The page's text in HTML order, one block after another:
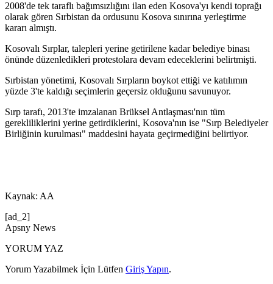
2008'de tek taraflı bağımsızlığını ilan eden Kosova'yı kendi toprağı
olarak gören Sırbistan da ordusunu Kosova sınırına yerleştirme
kararı almıştı.
Kosovalı Sırplar, talepleri yerine getirilene kadar belediye binası
önünde düzenledikleri protestolara devam edeceklerini belirtmişti.
Sırbistan yönetimi, Kosovalı Sırpların boykot ettiği ve katılımın
yüzde 3'te kaldığı seçimlerin geçersiz olduğunu savunuyor.
Sırp tarafı, 2013'te imzalanan Brüksel Antlaşması'nın tüm
gerekliliklerini yerine getirdiklerini, Kosova'nın ise "Sırp Belediyeler
Birliğinin kurulması" maddesini hayata geçirmediğini belirtiyor.
Kaynak: AA
[ad_2]
Apsny News
YORUM YAZ
Yorum Yazabilmek İçin Lütfen Giriş Yapın.